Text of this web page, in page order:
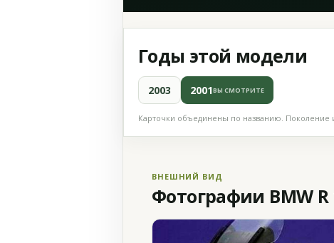
Годы этой модели
2003 2001ВЫ СМОТРИТЕ
Карточки объединены по названию. Поколение
ВНЕШНИЙ ВИД
Фотографии BMW R